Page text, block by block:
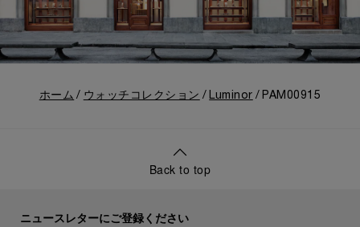
ホーム ウォッチコレクション Luminor PAM00915
Back to top
ニュースレターにご登録ください